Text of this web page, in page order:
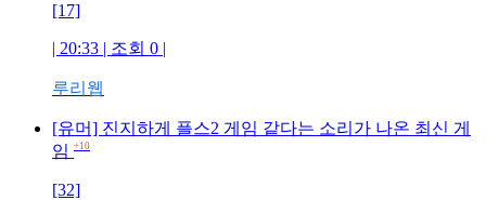
[17]
| 20:33 | 조회 0 |
루리웹
[유머] 진지하게 플스2 게임 같다는 소리가 나온 최신 게
임 +10
[32]